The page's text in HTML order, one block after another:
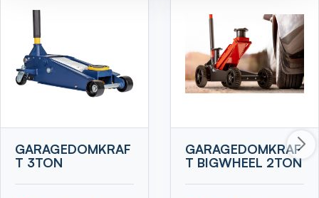
GARAGEDOMKRAF
T 3TON
GARAGEDOMKRAF
T BIGWHEEL 2TON